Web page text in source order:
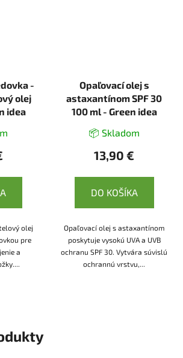
-
olej
idea
olej
pre
a
Opaľovací olej s
astaxantínom SPF 30
100 ml - Green idea
📦 Skladom
13,90 €
DO KOŠÍKA
Opaľovací olej s astaxantínom
poskytuje vysokú UVA a UVB
ochranu SPF 30. Vytvára súvislú
ochrannú vrstvu,...